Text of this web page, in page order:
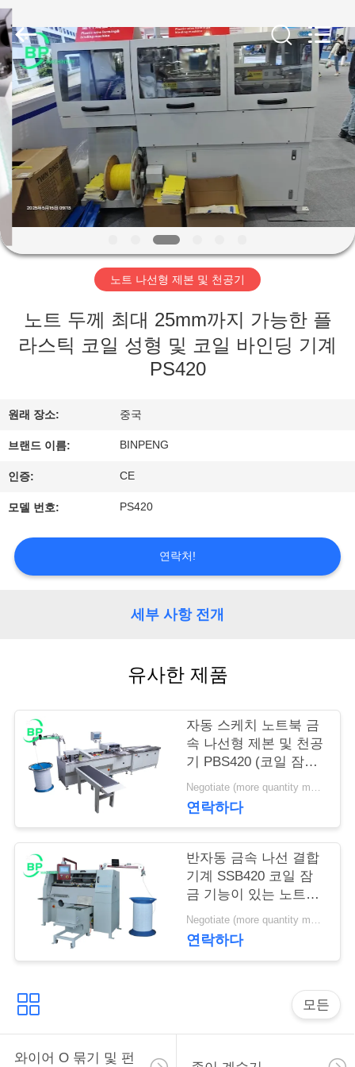
홈
제
품
소
개
소
공
장
투
어
청
사
이
2021
2025
NINGBO
BINPENG
MACHINERY
CO.,LTD.
All
Rights
Reserved.
Developed
ECER
노트 나선형 제본 및 천공기
노트 두께 최대 25mm까지 가능한 플
라스틱 코일 성형 및 코일 바인딩 기계
PS420
원래 장소: 중국
브랜드 이름: BINPENG
인증: CE
모델 번호: PS420
연락처!
세부 사항 전개
유사한 제품
자동 스케치 노트북 금
속 나선형 제본 및 천공
기 PBS420 (코일 잠금
기능 포함)
Negotiate (more quantity more cheap ) MOQ:1 세트
연락하다
반자동 금속 나선 결합
기계 SSB420 코일 잠
금 기능이 있는 노트북
용
Negotiate (more quantity more cheap ) MOQ:1 세트
연락하다
모든
와이어 O 묶기 및 펀